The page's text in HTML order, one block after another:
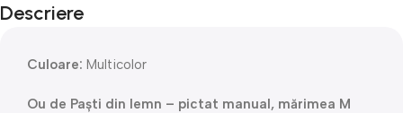
Descriere
Culoare: Multicolor
Ou de Paști din lemn – pictat manual, mărimea M